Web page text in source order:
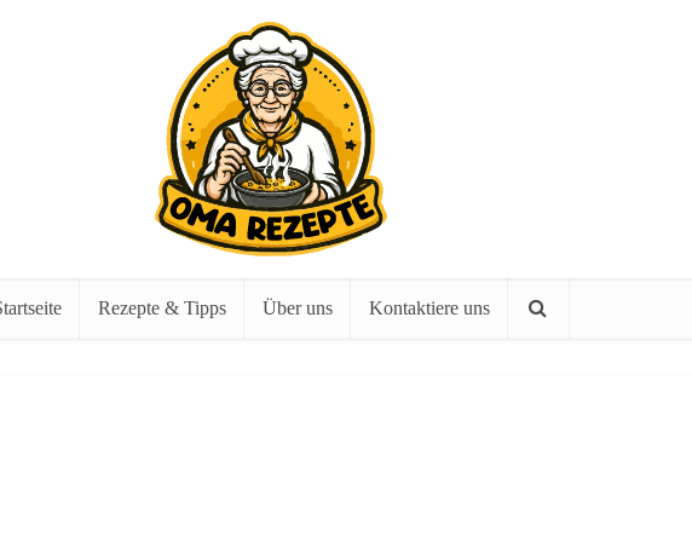
Rezepte & Tipps Über uns Kontaktiere uns